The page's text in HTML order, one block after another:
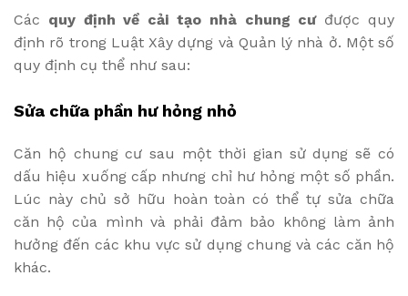
Các quy định về cải tạo nhà chung cưđược quy
định rõ trong Luật Xây dựng và Quản lý nhà ở. Một số
quy định cụ thể như sau:
Sửa chữa phần hư hỏng nhỏ
Căn hộ chung cư sau một thời gian sử dụng sẽ có
dấu hiệu xuống cấp nhưng chỉ hư hỏng một số phần.
Lúc này chủ sở hữu hoàn toàn có thể tự sửa chữa
căn hộ của mình và phải đảm bảo không làm ảnh
hưởng đến các khu vực sử dụng chung và các căn hộ
khác.